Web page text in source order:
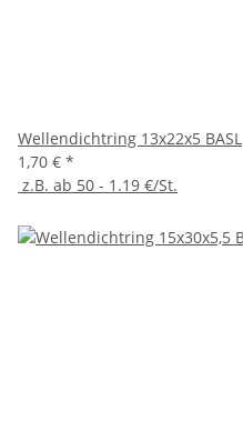
Wellendichtring 13x22x5 BASL
1,70 € *
z.B. ab 50 - 1.19 €/St.